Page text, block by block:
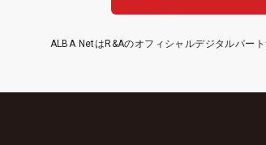
ALBA NetはR&Aのオフィシャルデジタルパー